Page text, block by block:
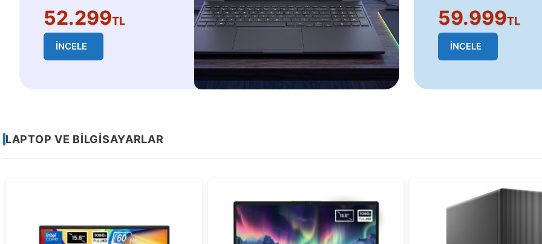
52.299TL
İNCELE
59.999TL
İNCELE
Sayfa
2
LAPTOP VE BİLGİSAYARLAR